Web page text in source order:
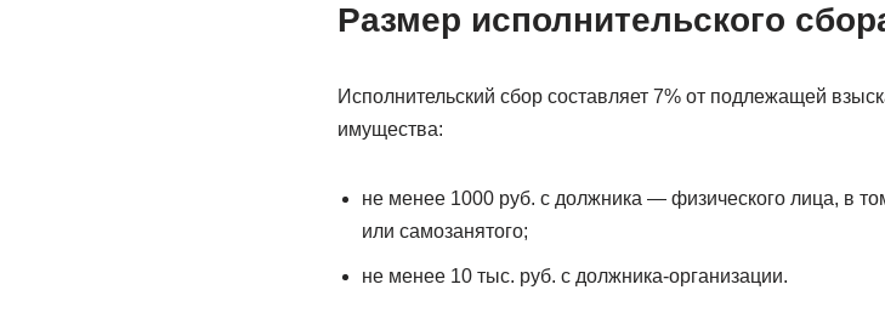
Размер исполнительского
Исполнительский сбор составляет 7% от подлежащей
имущества:
не менее 1000 руб. с должника — физического лица, в
или самозанятого;
не менее 10 тыс. руб. с должника-организации.